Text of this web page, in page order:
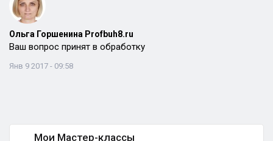
Ольга Горшенина Profbuh8.ru
Ваш вопрос принят в обработку
Янв 9 2017 - 09:58
Мои Мастер-классы